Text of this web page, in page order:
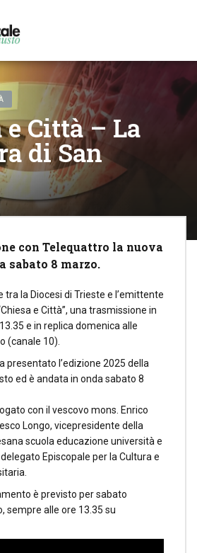
e Città – La
di San
con Telequattro la nuova
sabato 8 marzo.
tra la Diocesi di Trieste e l’emittente
e Città”, una trasmissione in
e in replica domenica alle
(canale 10).
presentato l’edizione 2025 della
ed è andata in onda sabato 8
con il vescovo mons. Enrico
Longo, vicepresidente della
scuola educazione università e
Episcopale per la Cultura e
è previsto per sabato
sempre alle ore 13.35 su